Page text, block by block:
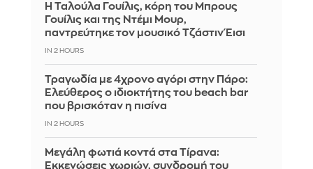
Η Ταλούλα Γουίλις, κόρη του Μπρους
Γουίλις και της Ντέμι Μουρ,
παντρεύτηκε τον μουσικό Τζάστιν Έισι
IN 2 HOURS
Τραγωδία με 4χρονο αγόρι στην Πάρο:
Ελεύθερος ο ιδιοκτήτης του beach bar
που βρισκόταν η πισίνα
IN 2 HOURS
Μεγάλη φωτιά κοντά στα Τίρανα:
Εκκενώσεις χωριών, συνδρομή του